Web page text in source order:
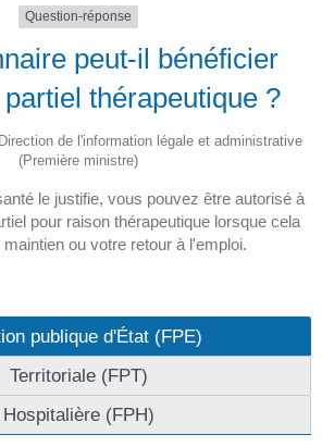
Question-réponse
peut-il bénéficier
thérapeutique ?
de l'information légale et administrative
(Première ministre)
le justifie, vous pouvez être autorisé à
pour raison thérapeutique lorsque cela
ou votre retour à l'emploi.
publique d'État (FPE)
Territoriale (FPT)
Hospitalière (FPH)